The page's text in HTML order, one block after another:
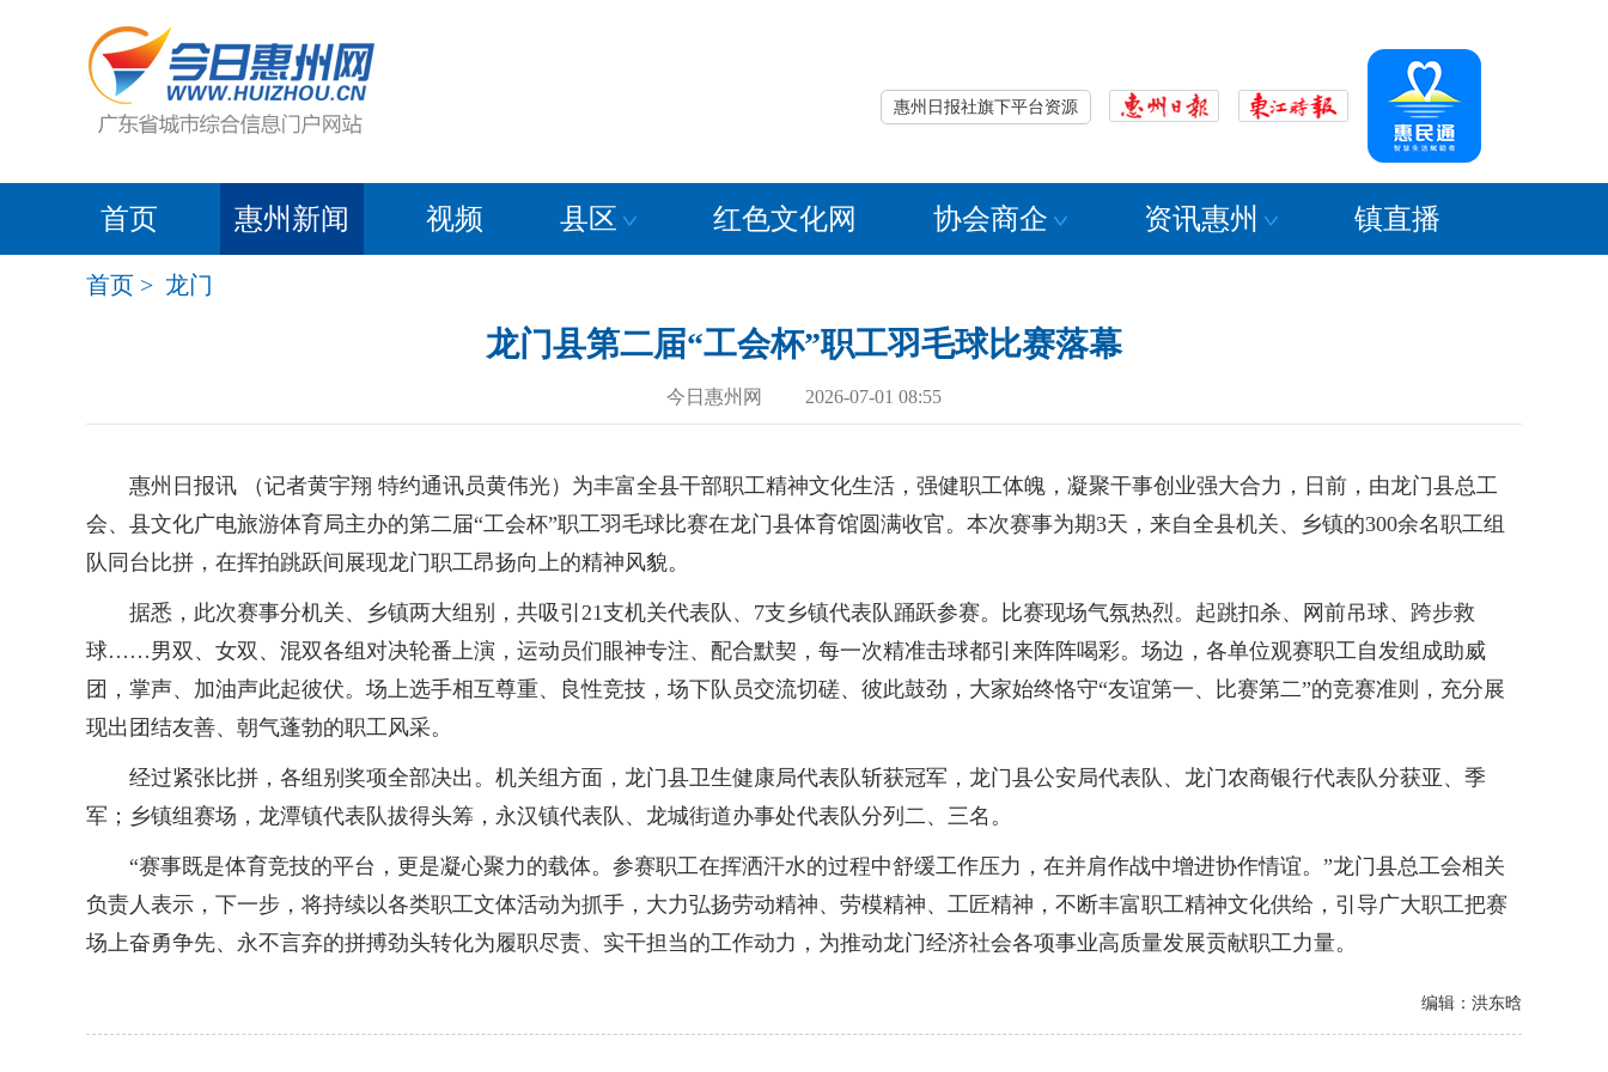
惠州日报社旗下平台资源
首页 惠州新闻 视频 县区 红色文化网 协会商企 资讯惠州 镇直播
首页 > 龙门
龙门县第二届“工会杯”职工羽毛球比赛落幕
今日惠州网 2026-07-01 08:55
惠州日报讯 （记者黄宇翔 特约通讯员黄伟光）为丰富全县干部职工精神文化生活，强健职工体魄，凝聚干事创业强大合力，日前，由龙门县总工
会、县文化广电旅游体育局主办的第二届“工会杯”职工羽毛球比赛在龙门县体育馆圆满收官。本次赛事为期3天，来自全县机关、乡镇的300余名职工组
队同台比拼，在挥拍跳跃间展现龙门职工昂扬向上的精神风貌。
据悉，此次赛事分机关、乡镇两大组别，共吸引21支机关代表队、7支乡镇代表队踊跃参赛。比赛现场气氛热烈。起跳扣杀、网前吊球、跨步救
球……男双、女双、混双各组对决轮番上演，运动员们眼神专注、配合默契，每一次精准击球都引来阵阵喝彩。场边，各单位观赛职工自发组成助威
团，掌声、加油声此起彼伏。场上选手相互尊重、良性竞技，场下队员交流切磋、彼此鼓劲，大家始终恪守“友谊第一、比赛第二”的竞赛准则，充分展
现出团结友善、朝气蓬勃的职工风采。
经过紧张比拼，各组别奖项全部决出。机关组方面，龙门县卫生健康局代表队斩获冠军，龙门县公安局代表队、龙门农商银行代表队分获亚、季
军；乡镇组赛场，龙潭镇代表队拔得头筹，永汉镇代表队、龙城街道办事处代表队分列二、三名。
“赛事既是体育竞技的平台，更是凝心聚力的载体。参赛职工在挥洒汗水的过程中舒缓工作压力，在并肩作战中增进协作情谊。”龙门县总工会相关
负责人表示，下一步，将持续以各类职工文体活动为抓手，大力弘扬劳动精神、劳模精神、工匠精神，不断丰富职工精神文化供给，引导广大职工把赛
场上奋勇争先、永不言弃的拼搏劲头转化为履职尽责、实干担当的工作动力，为推动龙门经济社会各项事业高质量发展贡献职工力量。
编辑：洪东晗